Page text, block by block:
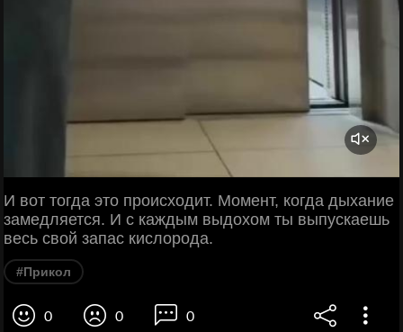
И вот тогда это происходит. Момент, когда дыхание
замедляется. И с каждым выдохом ты выпускаешь
весь свой запас кислорода.
#Прикол
0 0 0